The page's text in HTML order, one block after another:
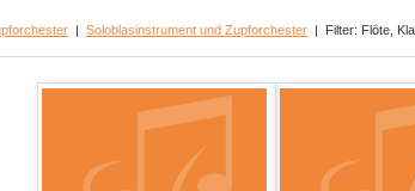
| Soloblasinstrument und Zupforchester | Filter: Flöte,